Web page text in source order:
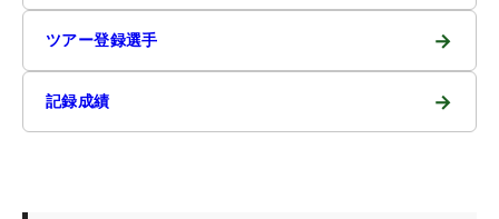
ツアー登録選手 →
記録成績 →